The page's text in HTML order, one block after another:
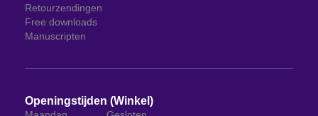
Retourzendingen
Free downloads
Manuscripten
Openingstijden (Winkel)